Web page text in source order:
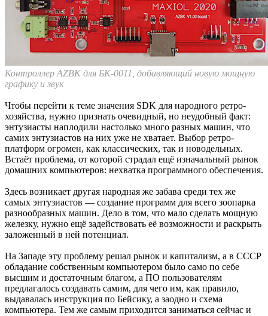
Контроллер AZBK для БК-0011, добавляющий новую мощную
графику и звук
Чтобы перейти к теме значения SDK для народного ретро-
хозяйства, нужно признать очевидный, но неудобный факт:
энтузиасты наплодили настолько много разных машин, что
самих энтузиастов на них уже не хватает. Выбор ретро-
платформ огромен, как классических, так и новодельных.
Встаёт проблема, от которой страдал ещё изначальный рынок
домашних компьютеров: нехватка программного обеспечения.
Здесь возникает другая народная же забава среди тех же
самых энтузиастов — создание программ для всего зоопарка
разнообразных машин. Дело в том, что мало сделать мощную
железку, нужно ещё задействовать её возможности и раскрыть
заложенный в ней потенциал.
На Западе эту проблему решал рынок и капитализм, а в СССР
обладание собственным компьютером было само по себе
высшим и достаточным благом, а ПО пользователям
предлагалось создавать самим, для чего им, как правило,
выдавалась инструкция по Бейсику, а заодно и схема
компьютера. Тем же самым приходится заниматься сейчас и